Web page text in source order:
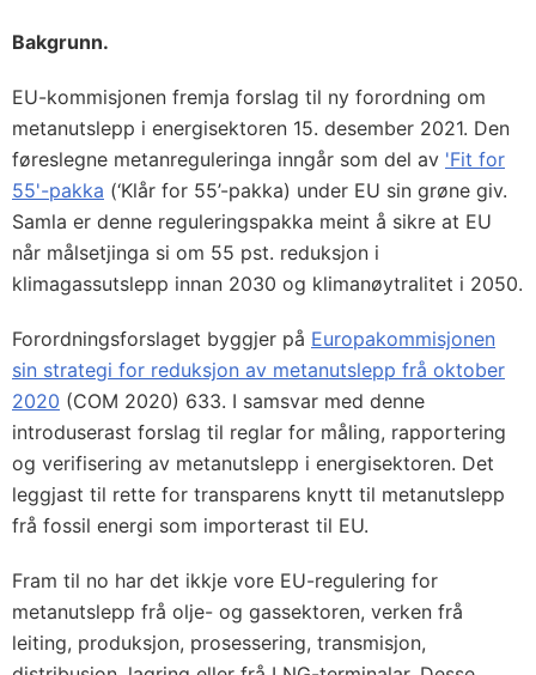
Bakgrunn.
EU-kommisjonen fremja forslag til ny forordning om
metanutslepp i energisektoren 15. desember 2021. Den
føreslegne metanreguleringa inngår som del av 'Fit for
55'-pakka (‘Klår for 55’-pakka) under EU sin grøne giv.
Samla er denne reguleringspakka meint å sikre at EU
når målsetjinga si om 55 pst. reduksjon i
klimagassutslepp innan 2030 og klimanøytralitet i 2050.
Forordningsforslaget byggjer på Europakommisjonen
sin strategi for reduksjon av metanutslepp frå oktober
2020 (COM 2020) 633. I samsvar med denne
introduserast forslag til reglar for måling, rapportering
og verifisering av metanutslepp i energisektoren. Det
leggjast til rette for transparens knytt til metanutslepp
frå fossil energi som importerast til EU.
Fram til no har det ikkje vore EU-regulering for
metanutslepp frå olje- og gassektoren, verken frå
leiting, produksjon, prosessering, transmisjon,